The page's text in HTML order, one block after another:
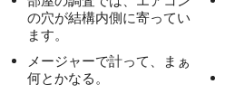
の穴が結構内側に寄ってい
ます。
メージャーで計って、まぁ
何とかなる。